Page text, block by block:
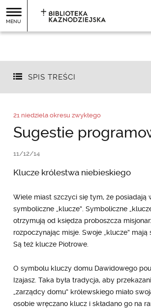
MENU
SPIS TREŚCI
21 niedziela okresu zwykłego
Sugestie
11/12/14
Klucze królestwa niebieskiego
Wiele miast szczyci się tym, że posiadają
symboliczne „klucze”. Symboliczne
otrzymują od księdza proboszcza
rozpoczynając misje. Swoje „klucze” mają
Są też klucze Piotrowe.
O symbolu kluczy domu Dawidowego
Izajasz. Taka była tradycja, aby
„zarządcy domu” królewskiego miało
osobie wręczano klucz i składano go na